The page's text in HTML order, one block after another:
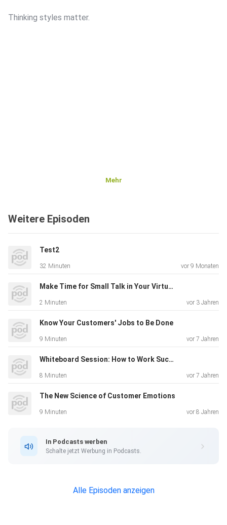
Thinking styles matter.
Mehr
Weitere Episoden
Test2
32 Minuten vor 9 Monaten
Make Time for Small Talk in Your Virtual Meetings
2 Minuten vor 3 Jahren
Know Your Customers' Jobs to Be Done
9 Minuten vor 7 Jahren
Whiteboard Session: How to Work Successfully Across Borders
8 Minuten vor 7 Jahren
The New Science of Customer Emotions
9 Minuten vor 8 Jahren
In Podcasts werben
Schalte jetzt Werbung in Podcasts.
Alle Episoden anzeigen